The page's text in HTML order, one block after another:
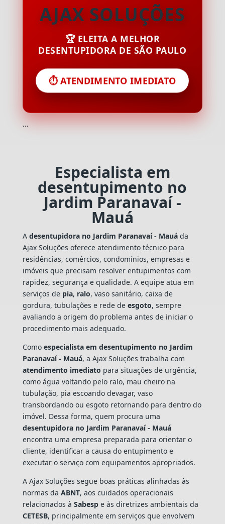
AJAX SOLUÇÕES
🏆 ELEITA A MELHOR
DESENTUPIDORA DE SÃO PAULO
⏱️ ATENDIMENTO IMEDIATO
```
Especialista em
desentupimento no
Jardim Paranavaí -
Mauá
A desentupidora no Jardim Paranavaí - Mauáda
Ajax Soluções oferece atendimento técnico para
residências, comércios, condomínios, empresas e
imóveis que precisam resolver entupimentos com
rapidez, segurança e qualidade. A equipe atua em
serviços de pia, ralo, vaso sanitário, caixa de
gordura, tubulações e rede de esgoto, sempre
avaliando a origem do problema antes de iniciar o
procedimento mais adequado.
Como especialista em desentupimento no Jardim
Paranavaí - Mauá, a Ajax Soluções trabalha com
atendimento imediato para situações de urgência,
como água voltando pelo ralo, mau cheiro na
tubulação, pia escoando devagar, vaso
transbordando ou esgoto retornando para dentro do
imóvel. Dessa forma, quem procura uma
desentupidora no Jardim Paranavaí - Mauá
encontra uma empresa preparada para orientar o
cliente, identificar a causa do entupimento e
executar o serviço com equipamentos apropriados.
A Ajax Soluções segue boas práticas alinhadas às
normas da ABNT, aos cuidados operacionais
relacionados à Sabespe às diretrizes ambientais da
CETESB, principalmente em serviços que envolvem